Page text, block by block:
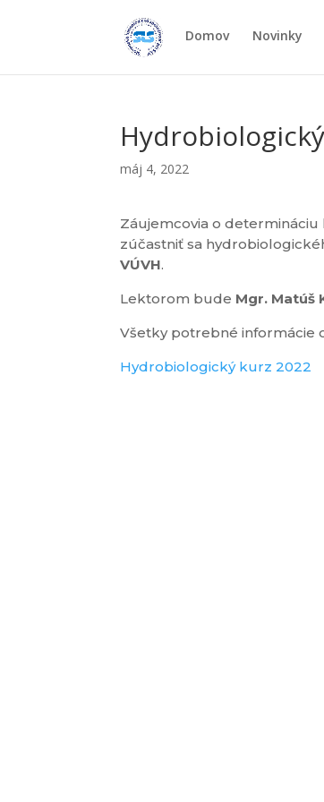
Domov Novinky
máj 4, 2022
Záujemcovia o determináciu
zúčastniť sa
VÚVH.
Lektorom bude Mgr. Matúš
Všetky potrebné informácie
Hydrobiologický kurz 2022